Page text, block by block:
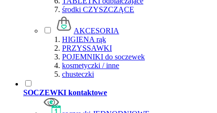
środki CZYSZCZĄCE
AKCESORIA
HIGIENA rąk
PRZYSSAWKI
POJEMNIKI do soczewek
kosmetyczki / inne
chusteczki
SOCZEWKI kontaktowe